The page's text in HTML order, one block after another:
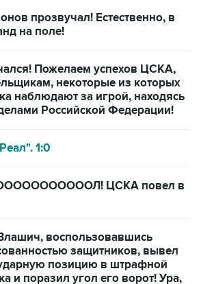
прозвучал! Естественно, в
на поле!
Пожелаем успехов ЦСКА,
некоторые из которых
наблюдают за игрой, находясь
Российской Федерации!
1:0
ЦСКА повел в
воспользовавшись
защитников, вывел
позицию в штрафной
и поразил угол его ворот! Ура,